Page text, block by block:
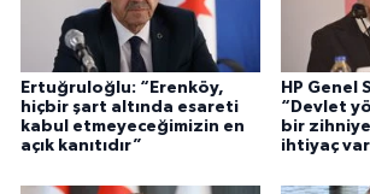
Ertuğruloğlu: “Erenköy,
hiçbir şart altında esareti
kabul etmeyeceğimizin en
açık kanıtıdır”
HP Genel
“Devlet
bir
ihtiyaç